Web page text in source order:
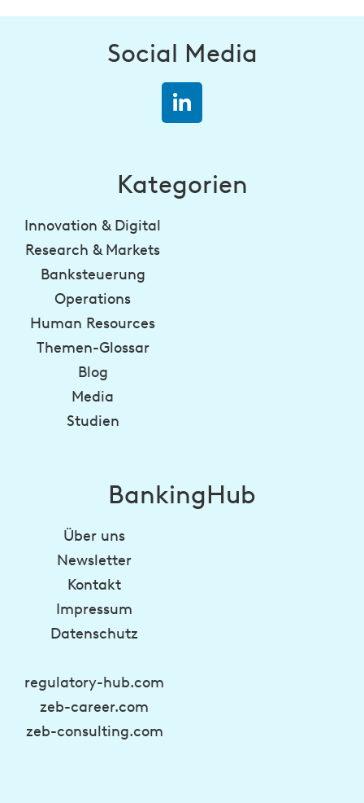
Social Media
Kategorien
Innovation & Digital
Research & Markets
Banksteuerung
Operations
Human Resources
Themen-Glossar
Blog
Media
Studien
BankingHub
Über uns
Newsletter
Kontakt
Impressum
Datenschutz
regulatory-hub.com
zeb-career.com
zeb-consulting.com